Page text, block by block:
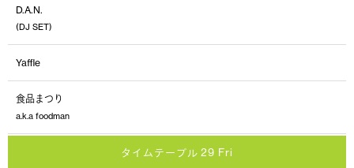
D.A.N.
(DJ SET)
Yaffle
食品まつり
a.k.a foodman
タイムテーブル 29 Fri